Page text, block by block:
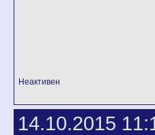
Неактивен
14.10.2015